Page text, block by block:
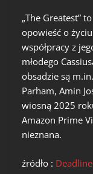
„The Greatest”
opowieść o
współpracy z
młodego
obsadzie są
Parham, Amin
wiosną 2025
Amazon Prime
nieznana.
źródło : Deadline